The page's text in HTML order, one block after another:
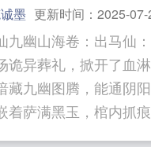
墨 更新时间：2025-
九幽山海卷：出马仙
诡异葬礼，掀开了血
藏九幽图腾，能通阴
着萨满黑玉，棺内抓